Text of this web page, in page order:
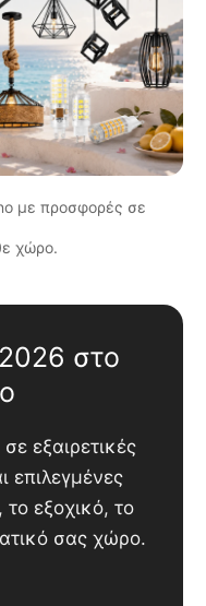
με προσφορές σε
χώρο.
στο
εξαιρετικές
επιλεγμένες
το εξοχικό, το
σας χώρο.